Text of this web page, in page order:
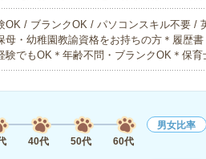
OK / ブランクOK / パソコンスキル不要 /
母・幼稚園教諭資格をお持ちの方＊履歴
験でもOK＊年齢不問・ブランクOK＊保
40代 50代 60代
男女比率